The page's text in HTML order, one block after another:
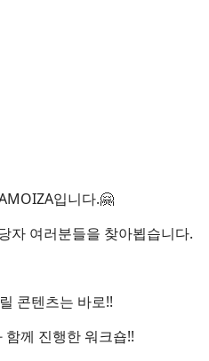
입니다.🤗
자 여러분들을 찾아뵙습니다.
콘텐츠는 바로!!
함께 진행한 워크숍!!